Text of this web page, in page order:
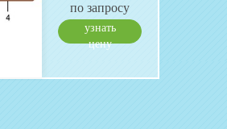
по запросу
узнать
цену